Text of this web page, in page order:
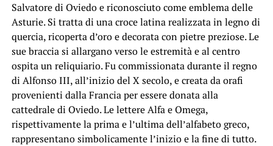
Salvatore di Oviedo e riconosciuto come emblema delle
Asturie. Si tratta di una croce latina realizzata in legno di
quercia, ricoperta d’oro e decorata con pietre preziose. Le
sue braccia si allargano verso le estremità e al centro
ospita un reliquiario. Fu commissionata durante il regno
di Alfonso III, all’inizio del X secolo, e creata da orafi
provenienti dalla Francia per essere donata alla
cattedrale di Oviedo. Le lettere Alfa e Omega,
rispettivamente la prima e l’ultima dell’alfabeto greco,
rappresentano simbolicamente l’inizio e la fine di tutto.